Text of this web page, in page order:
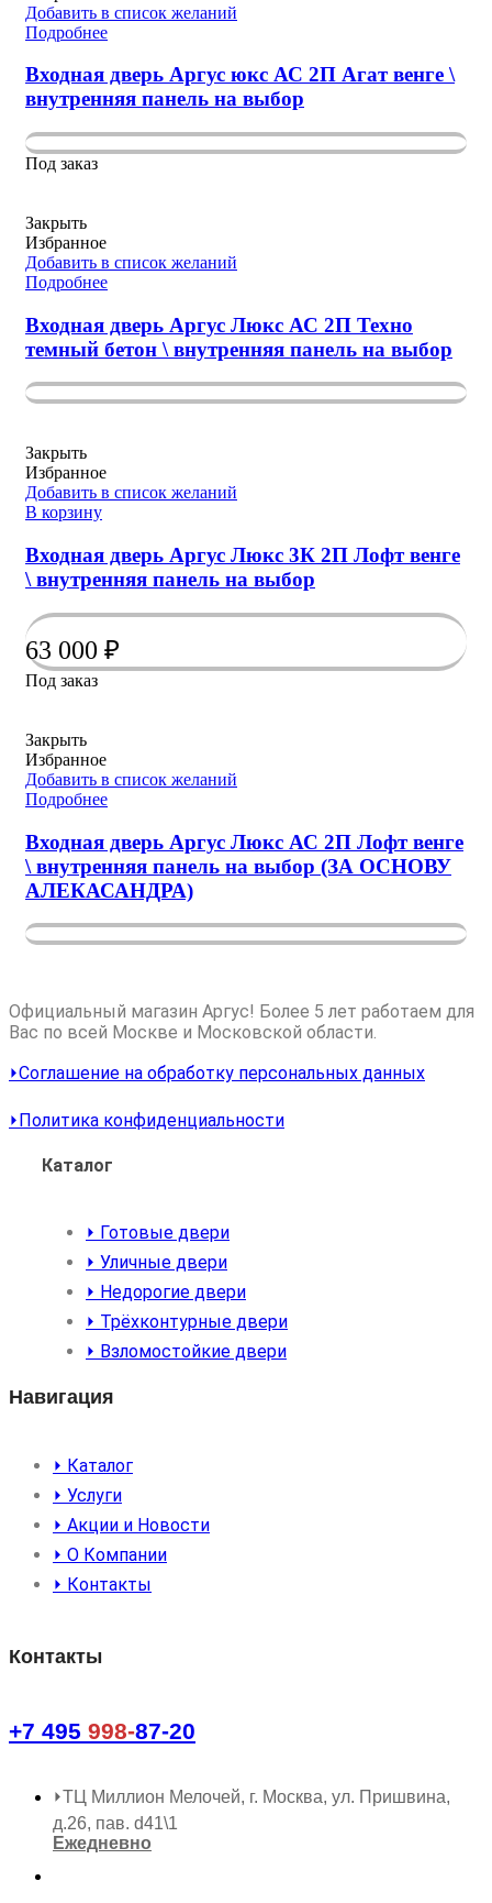
Добавить в список желаний
Подробнее
Входная дверь Аргус юкс АС 2П Агат венге \
внутренняя панель на выбор
Под заказ
Закрыть
Избранное
Добавить в список желаний
Подробнее
Входная дверь Аргус Люкс АС 2П Техно
темный бетон \ внутренняя панель на выбор
Закрыть
Избранное
Добавить в список желаний
В корзину
Входная дверь Аргус Люкс 3К 2П Лофт венге
\ внутренняя панель на выбор
63 000 ₽
Под заказ
Закрыть
Избранное
Добавить в список желаний
Подробнее
Входная дверь Аргус Люкс АС 2П Лофт венге
\ внутренняя панель на выбор (ЗА ОСНОВУ
АЛЕКАСАНДРА)
Официальный магазин Аргус! Более 5 лет работаем для
Вас по всей Москве и Московской области.
⏵Соглашение на обработку персональных данных
⏵Политика конфиденциальности
Каталог
⏵ Готовые двери
⏵ Уличные двери
⏵ Недорогие двери
⏵ Трёхконтурные двери
⏵ Взломостойкие двери
Навигация
⏵ Каталог
⏵ Услуги
⏵ Акции и Новости
⏵ О Компании
⏵ Контакты
Контакты
+7 495 998-87-20
⏵ТЦ Миллион Мелочей, г. Москва, ул. Пришвина,
д.26, пав. d41\1
Ежедневно